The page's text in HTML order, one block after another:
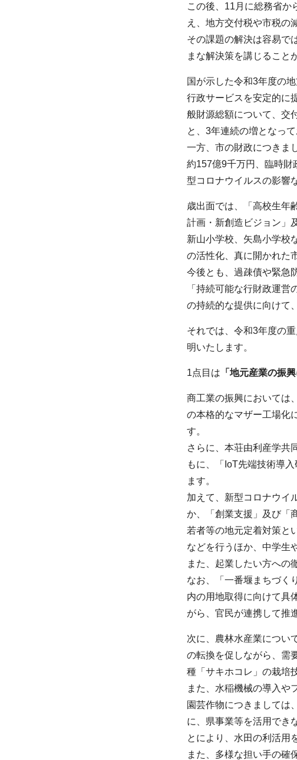
この後、11月に総務省か
え、地方交付税や市税の
その課題の解決は容易で
まな解決策を講じること
国が示した令和3年度の
行政サービスを安定的に
般財源総額について、交
と、3年連続の増となって
一方、市の財政につきま
約157億9千万円、臨時財
型コロナウイルスの影響
歳出面では、「高校生年
計画・新創造ビジョン」
新山小学校、矢島小学校
の活性化、真に開かれた
今後とも、過疎債や緊急
「持続可能な行財政運
の持続的な提供に向けて
それでは、令和3年度の
明いたします。
1点目は 「地元産業の振
商工業の振興においては
の本格的なマザー工場化
す。
さらに、本荘由利産学共
もに、「IoT先端技術導
ます。
加えて、新型コロナウイ
か、「創業支援」及び「
若者等の地元定着対策と
などを行うほか、中学生
また、起業したい方への
なお、「一番堰まちづく
内の用地取得に向けて具
がら、官民が連携して推
次に、農林水産業につい
の転換を促しながら、需
種「サキホコレ」の栽培
また、水稲機械の導入や
園芸作物につきましては
に、県事業等を活用でき
とにより、水田の利活用
また、多様な担い手の確